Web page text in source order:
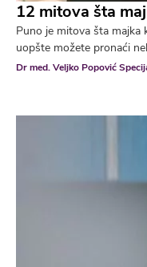
12 mitova šta
Puno je mitova šta majka
uopšte možete pronaći
Dr med. Veljko Popović